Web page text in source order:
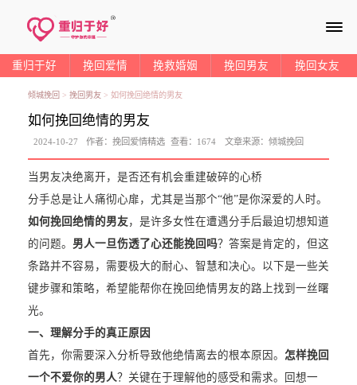
≡
重归于好 挽回爱情 挽救婚姻 挽回男友 挽回女友
倾城挽回 > 挽回男友> 如何挽回绝情的男友
如何挽回绝情的男友
2024-10-27 作者：挽回爱情精选 查看： 1674 文章来源： 倾城挽回
当男友决绝离开，是否还有机会重建破碎的心桥
分手总是让人痛彻心扉，尤其是当那个“他”是你深爱的人时。
如何挽回绝情的男友，是许多女性在遭遇分手后最迫切想知道
的问题。 男人一旦伤透了心还能挽回吗？答案是肯定的，但这
条路并不容易，需要极大的耐心、智慧和决心。以下是一些关
键步骤和策略，希望能帮你在挽回绝情男友的路上找到一丝曙
光。
一、理解分手的真正原因
首先，你需要深入分析导致他绝情离去的根本原因。 怎样挽回
一个不爱你的男人？关键在于理解他的感受和需求。回想一